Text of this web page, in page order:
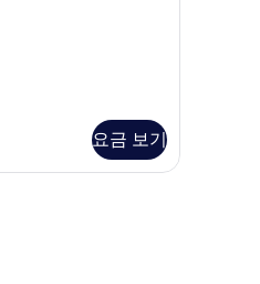
요금 보기